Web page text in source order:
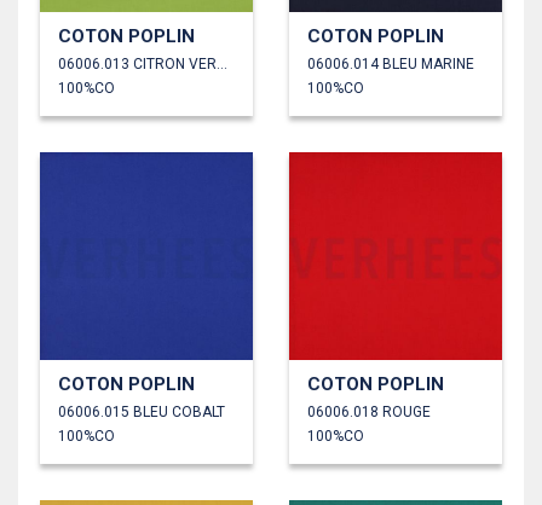
COTON POPLIN
100%CO
COTON POPLIN
06006.014 BLEU MARINE
100%CO
COTON POPLIN
06006.015 BLEU COBALT
100%CO
COTON POPLIN
06006.018 ROUGE
100%CO